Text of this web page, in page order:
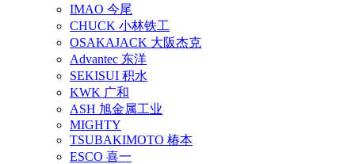
IMAO 今尾
CHUCK 小林铁工
OSAKAJACK 大阪杰克
Advantec 东洋
SEKISUI 积水
KWK 广和
ASH 旭金属工业
MIGHTY
TSUBAKIMOTO 椿本
ESCO 喜一